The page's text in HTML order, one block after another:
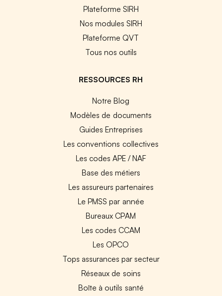
Plateforme SIRH
Nos modules SIRH
Plateforme QVT
Tous nos outils
RESSOURCES RH
Notre Blog
Modèles de documents
Guides Entreprises
Les conventions collectives
Les codes APE / NAF
Base des métiers
Les assureurs partenaires
Le PMSS par année
Bureaux CPAM
Les codes CCAM
Les OPCO
Tops assurances par secteur
Réseaux de soins
Boîte à outils santé